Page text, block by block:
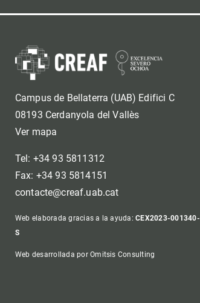
Campus de Bellaterra (UAB) Edifici C
08193 Cerdanyola del Vallès
Ver mapa
Tel: +34 93 5811312
Fax: +34 93 5814151
contacte@creaf.uab.cat
Web elaborada gracias a la ayuda:CEX2023-001340-
S
Web desarrollada por Omitsis Consulting